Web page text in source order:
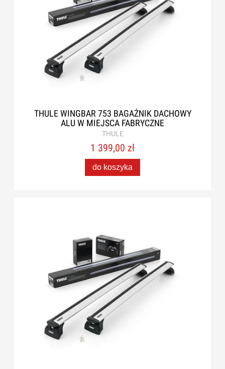
THULE WINGBAR 753 BAGAŻNIK DACHOWY
ALU W MIEJSCA FABRYCZNE
THULE
1 399,00 zł
do koszyka